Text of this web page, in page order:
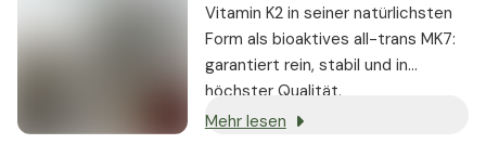
Vitamin K2 in seiner natürlichsten
Form als bioaktives all-trans MK7:
garantiert rein, stabil und in
höchster Qualität.
Mehr lesen